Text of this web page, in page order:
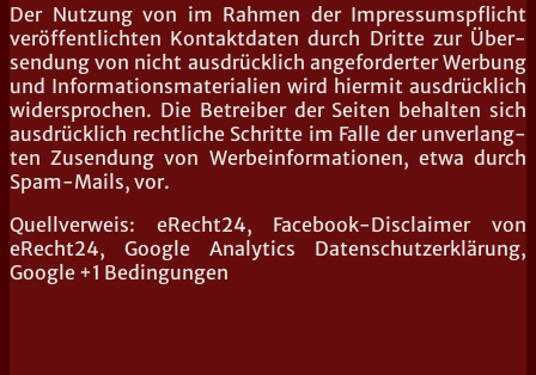
Der Nut­zung von im Rah­men der Impres­sums­pflicht
ver­öf­fent­lich­ten Kon­takt­da­ten durch Drit­te zur Über­
sen­dung von nicht aus­drück­lich ange­for­der­ter Wer­bung
und Infor­ma­ti­ons­ma­te­ria­li­en wird hier­mit aus­drück­lich
wider­spro­chen. Die Betrei­ber der Sei­ten behal­ten sich
aus­drück­lich recht­li­che Schrit­te im Fal­le der unver­lang­
ten Zusen­dung von Wer­be­infor­ma­tio­nen, etwa durch
Spam-Mails, vor.
Quell­ver­weis: eRecht24, Face­book-Dis­clai­mer von
eRecht24, Goog­le Ana­ly­tics Daten­schutz­er­klä­rung,
Goog­le +1 Bedingungen